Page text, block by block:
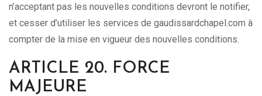
n’acceptant pas les nouvelles conditions devront le notifier,
et cesser d’utiliser les services de gaudissardchapel.com à
compter de la mise en vigueur des nouvelles conditions.
ARTICLE 20. FORCE
MAJEURE